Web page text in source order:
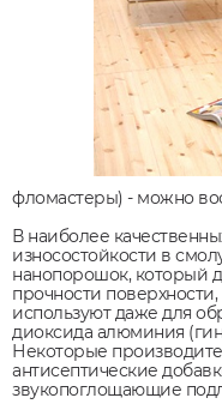
фломастеры) - можно
В наиболее
износостойкости в
нанопорошок, который
прочности
используют даже для
диоксида алюминия
Некоторые
антисептические
звукопоглощающие